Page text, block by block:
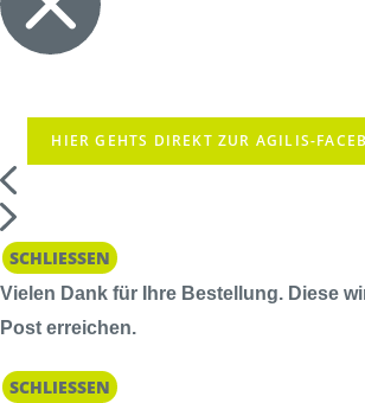
HIER GEHTS DIREKT ZUR AGILIS-
SCHLIESSEN
Vielen Dank für Ihre Bestellung. Diese
Post erreichen.
SCHLIESSEN